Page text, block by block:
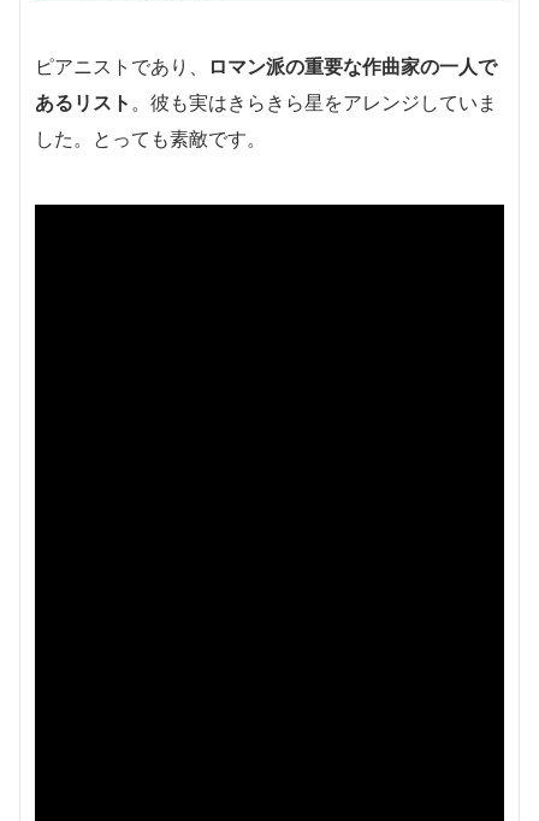
ピアニストであり、
ロマン派の重要な作曲家の一人で
あるリスト 。彼も実はきらきら星をアレンジしていま
した。とっても素敵です。